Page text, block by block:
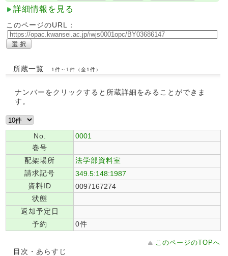
詳細情報を見る
このページのURL：
所蔵一覧 1件～1件（全1件）
ナンバーをクリックすると所蔵詳細をみることができま
す。
No.
0001
巻号
配架場所
法学部資料室
請求記号
349.5:148:1987
資料ID
0097167274
状態
返却予定日
予約
0件
このページのTOPへ
目次・あらすじ